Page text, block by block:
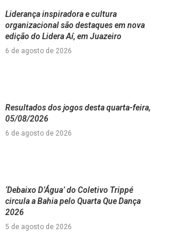
Liderança inspiradora e cultura
organizacional são destaques em nova
edição do Lidera Aí, em Juazeiro
6 de agosto de 2026
Resultados dos jogos desta quarta-feira,
05/08/2026
6 de agosto de 2026
‘Debaixo D’Água’ do Coletivo Trippé
circula a Bahia pelo Quarta Que Dança
2026
5 de agosto de 2026